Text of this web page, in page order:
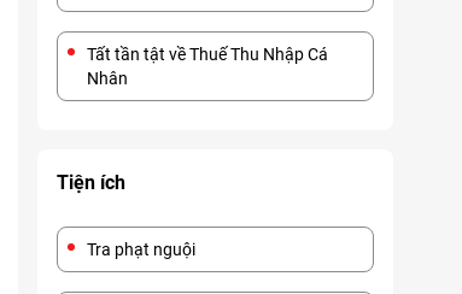
Tất tần tật về Thuế Thu Nhập Cá
Nhân
Tiện ích
Tra phạt nguội